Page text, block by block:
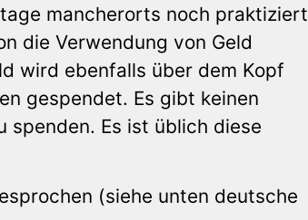
mancherorts noch praktiziert
die Verwendung von Geld
wird ebenfalls über dem Kopf
gespendet. Es gibt keinen
spenden. Es ist üblich diese
(siehe unten deutsche